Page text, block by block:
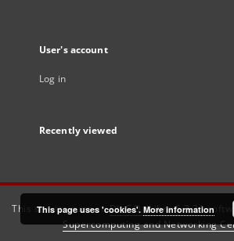
User's account
Log in
Recently viewed
This service runs onDInGO dLibra 6.3.21
Supercomputing and Networking
This page uses 'cookies'. More information